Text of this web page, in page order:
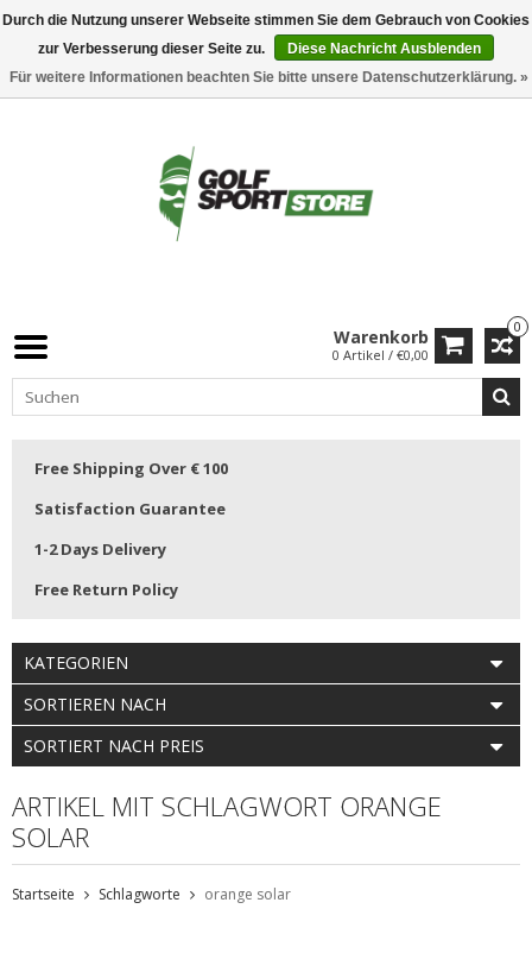
0
Warenkorb
0 Artikel / €0,00
Free Shipping Over € 100
Satisfaction Guarantee
1-2 Days Delivery
Free Return Policy
KATEGORIEN
SORTIEREN NACH
SORTIERT NACH PREIS
ARTIKEL MIT SCHLAGWORT ORANGE
SOLAR
Startseite Schlagworte orange solar
Durch die Nutzung unserer Webseite stimmen Sie dem Gebrauch von Cookies
zur Verbesserung dieser Seite zu.
Diese Nachricht Ausblenden
Für weitere Informationen beachten Sie bitte unsere Datenschutzerklärung. »